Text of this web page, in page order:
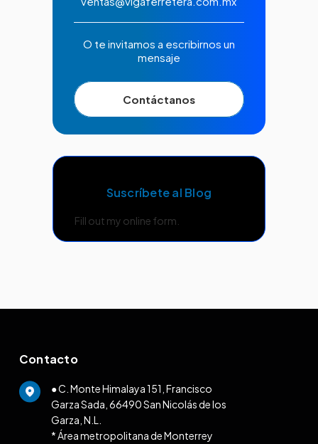
O te invitamos a escribirnos un
mensaje
Contáctanos
Suscríbete al Blog
Fill out my online form
Contacto
● C. Monte Himalaya 151, Francisco
Garza Sada, 66490 San Nicolás de los
Garza, N.L.
* Área metropolitana de Monterrey